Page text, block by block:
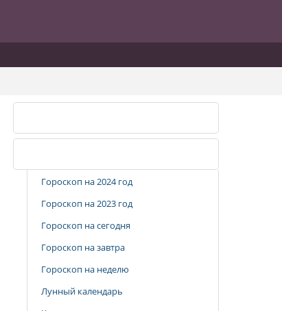
Гороскоп на 2024 год
Гороскоп на 2023 год
Гороскоп на сегодня
Гороскоп на завтра
Гороскоп на неделю
Лунный календарь